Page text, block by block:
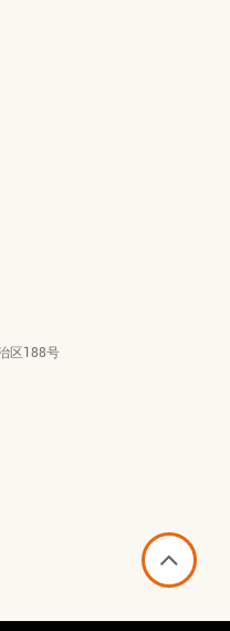
区188号